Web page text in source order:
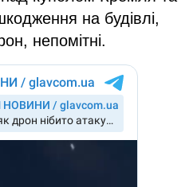
на будівлі,
непомітні.